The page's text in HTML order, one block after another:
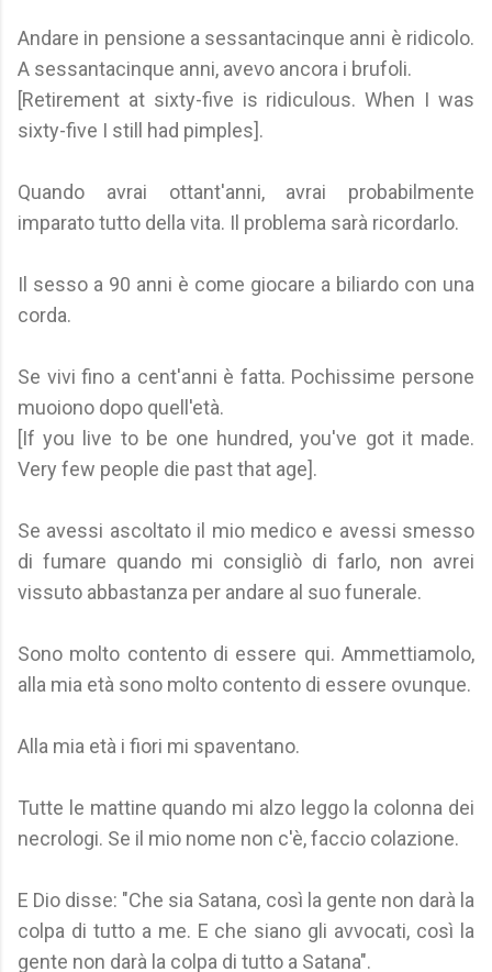
Andare in pensione a sessantacinque anni è ridicolo.
A sessantacinque anni, avevo ancora i brufoli.
[Retirement at sixty-five is ridiculous. When I was
sixty-five I still had pimples].
Quando avrai ottant'anni, avrai probabilmente
imparato tutto della vita. Il problema sarà ricordarlo.
Il sesso a 90 anni è come giocare a biliardo con una
corda.
Se vivi fino a cent'anni è fatta. Pochissime persone
muoiono dopo quell'età.
[If you live to be one hundred, you've got it made.
Very few people die past that age].
Se avessi ascoltato il mio medico e avessi smesso
di fumare quando mi consigliò di farlo, non avrei
vissuto abbastanza per andare al suo funerale.
Sono molto contento di essere qui. Ammettiamolo,
alla mia età sono molto contento di essere ovunque.
Alla mia età i fiori mi spaventano.
Tutte le mattine quando mi alzo leggo la colonna dei
necrologi. Se il mio nome non c'è, faccio colazione.
E Dio disse: "Che sia Satana, così la gente non darà la
colpa di tutto a me. E che siano gli avvocati, così la
gente non darà la colpa di tutto a Satana".